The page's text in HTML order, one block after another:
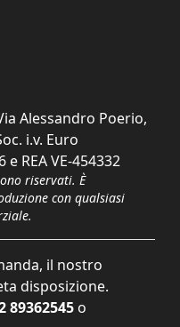
Alessandro Poerio,
i.v. Euro
e REA VE-454332
riservati. È
con qualsiasi
il nostro
disposizione.
89362545 o